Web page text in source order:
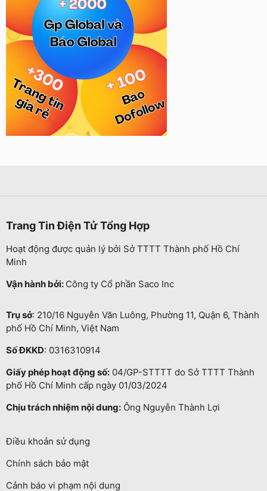
Trang Tin Điện Tử Tổng Hợp
Hoạt động được quản lý bởi Sở TTTT Thành phố Hồ Chí
Minh
Vận hành bởi: Công ty Cổ phần Saco Inc
Trụ sở: 210/16 Nguyễn Văn Luông, Phường 11, Quận 6, Thành
phố Hồ Chí Minh, Việt Nam
Số ĐKKD: 0316310914
Giấy phép hoạt động số: 04/GP-STTTT do Sở TTTT Thành
phố Hồ Chí Minh cấp ngày 01/03/2024
Chịu trách nhiệm nội dung: Ông Nguyễn Thành Lợi
Điều khoản sử dụng
Chính sách bảo mật
Cảnh báo vi phạm nội dung